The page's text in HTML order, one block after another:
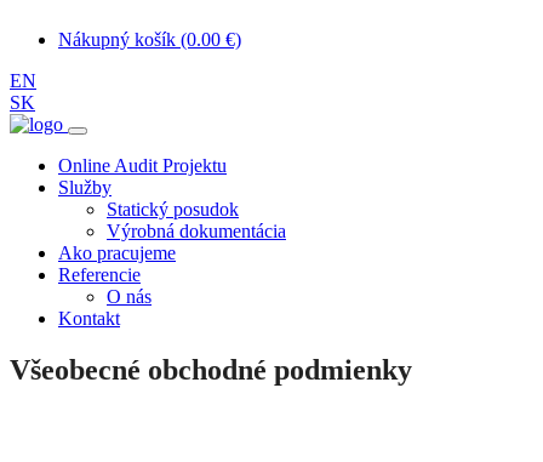
Nákupný košík (0.00 €)
EN
SK
Online Audit Projektu
Služby
Statický posudok
Výrobná dokumentácia
Ako pracujeme
Referencie
O nás
Kontakt
Všeobecné obchodné podmienky